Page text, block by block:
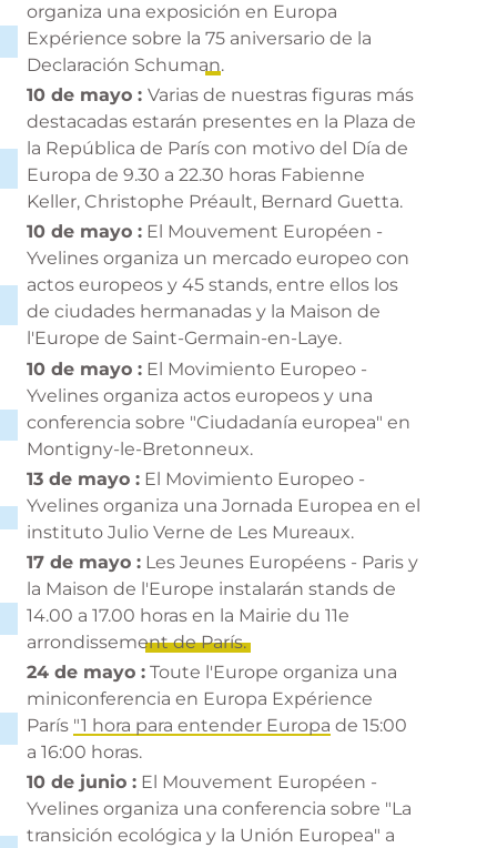
organiza una exposición en Europa
Expérience sobre la 75 aniversario de la
Declaración Schuman.
10 de mayo : Varias de nuestras figuras más
destacadas estarán presentes en la Plaza de
la República de París con motivo del Día de
Europa de 9.30 a 22.30 horas Fabienne
Keller, Christophe Préault, Bernard Guetta.
10 de mayo : El Mouvement Européen -
Yvelines organiza un mercado europeo con
actos europeos y 45 stands, entre ellos los
de ciudades hermanadas y la Maison de
l'Europe de Saint-Germain-en-Laye.
10 de mayo : El Movimiento Europeo -
Yvelines organiza actos europeos y una
conferencia sobre "Ciudadanía europea" en
Montigny-le-Bretonneux.
13 de mayo : El Movimiento Europeo -
Yvelines organiza una Jornada Europea en el
instituto Julio Verne de Les Mureaux.
17 de mayo : Les Jeunes Européens - Paris y
la Maison de l'Europe instalarán stands de
14.00 a 17.00 horas en la Mairie du 11e
arrondissement de París.
24 de mayo : Toute l'Europe organiza una
miniconferencia en Europa Expérience
París "1 hora para entender Europa de 15:00
a 16:00 horas.
10 de junio : El Mouvement Européen -
Yvelines organiza una conferencia sobre "La
transición ecológica y la Unión Europea" a